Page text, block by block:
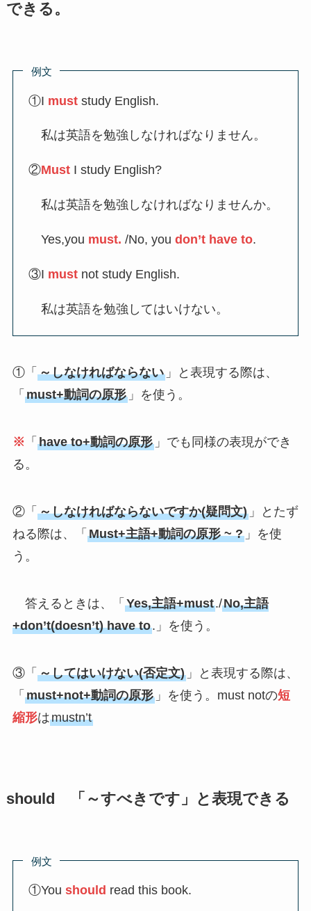
できる。
例文
①I must study English.
私は英語を勉強しなければなりません。
②Must I study English?
私は英語を勉強しなければなりませんか。
Yes,you must. /No, youdon’t have to.
③I must not study English.
私は英語を勉強してはいけない。
①「 ～しなければならない」と表現する際は、
「 must+動詞の原形」を使う。
※ 「 have to+動詞の原形」でも同様の表現ができ
る。
②「 ～しなければならないですか(疑問文)」とたず
ねる際は、「 Must+主語+動詞の原形 ~ ?」を使
う。
答えるときは、「 Yes,主語+must./No,主語
+don’t(doesn’t) have to.」を使う。
③「 ～してはいけない(否定文)」と表現する際は、
「 must+not+動詞の原形」を使う。must notの短
縮形はmustn’t
should 「～すべきです」と表現できる
例文
①You should read this book.